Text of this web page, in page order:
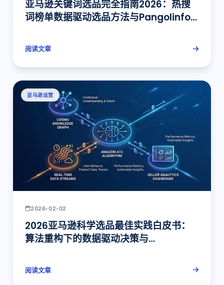
亚马逊关键词选品完全指南2026：热搜
词榜单数据驱动选品方法与Pangolinfo
阅读文章
亚马逊运营
2026-02-02
2026亚马逊科学选品最佳实践白皮书：
算法重构下的数据驱动决策与
阅读文章